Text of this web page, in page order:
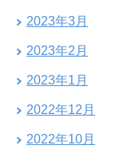
2023年3月
2023年2月
2023年1月
2022年12月
2022年10月